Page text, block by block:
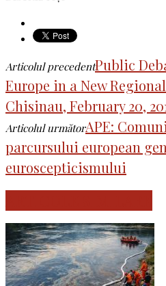
Articolul precedentPublic
Europe in a New
Chisinau, February 20,
Articolul următorAPE:
parcursului european
euroscepticismului